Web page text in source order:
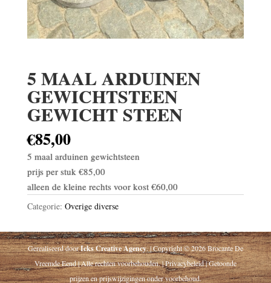
5 MAAL ARDUINEN
GEWICHTSTEEN
GEWICHT STEEN
€85,00
5 maal arduinen gewichtsteen
prijs per stuk €85,00
alleen de kleine rechts voor kost €60,00
Categorie: Overige diverse
Gerealiseerd doorIcks Creative Agency. | Copyright © 2026 Brocante De
Vreemde Eend | Alle rechten voorbehouden. | Privacybeleid | Getoonde
prijzen en prijswijzigingen onder voorbehoud.